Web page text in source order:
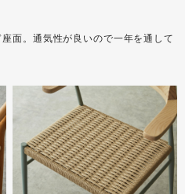
面。通気性が良いので一年を通して